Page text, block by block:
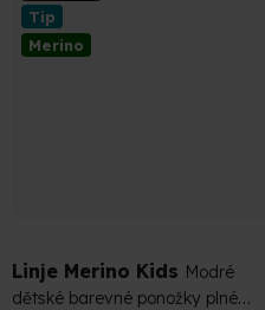
Tip
Merino
Linje Merino Kids Modré
dětské barevné ponožky plné